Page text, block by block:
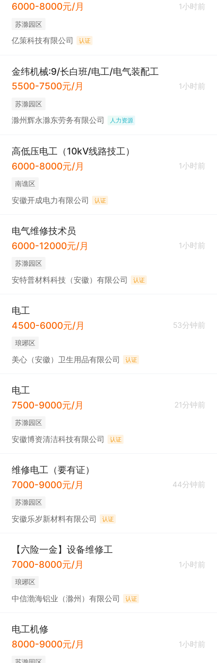
6000-8000元/月
1小时前
苏滁园区
亿策科技有限公司 认证
金纬机械:9/长白班/电工/电气装配工
5500-7500元/月
1小时前
苏滁园区
滁州辉永滁东劳务有限公司 人力资源
高低压电工（10kV线路技工）
6000-8000元/月
1小时前
南谯区
安徽开成电力有限公司 认证
电气维修技术员
6000-12000元/月
1小时前
苏滁园区
安特普材料科技（安徽）有限公司 认证
电工
4500-6000元/月
53分钟前
琅琊区
美心（安徽）卫生用品有限公司 认证
电工
7500-9000元/月
21分钟前
苏滁园区
安徽博资清洁科技有限公司 认证
维修电工（要有证）
7000-9000元/月
44分钟前
苏滁园区
安徽乐岁新材料有限公司 认证
【六险一金】设备维修工
7000-8000元/月
1小时前
琅琊区
中信渤海铝业（滁州）有限公司 认证
电工机修
8000-9000元/月
1小时前